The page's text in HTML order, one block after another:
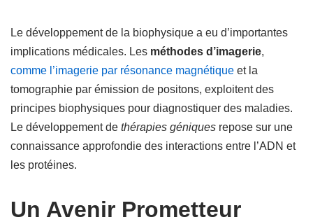
Le développement de la biophysique a eu d’importantes
implications médicales. Les méthodes d’imagerie,
comme l’imagerie par résonance magnétique et la
tomographie par émission de positons, exploitent des
principes biophysiques pour diagnostiquer des maladies.
Le développement de thérapies géniques repose sur une
connaissance approfondie des interactions entre l’ADN et
les protéines.
Un Avenir Prometteur